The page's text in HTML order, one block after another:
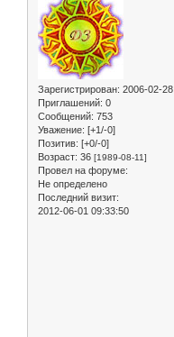
Зарегистрирован: 2006-02-28
Приглашений: 0
Сообщений: 753
Уважение: [+1/-0]
Позитив: [+0/-0]
Возраст: 36 [1989-08-11]
Провел на форуме:
Не определено
Последний визит:
2012-06-01 09:33:50